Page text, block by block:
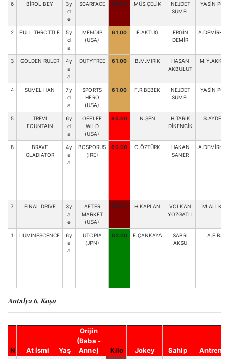
6 BİROL BEY
3y
d
e
SCARFACE 58.50 MÜS.ÇELİK
NEJDET
SUMEL
YASİN
2 FULL THROTTLE
5y
d
a
MENDIP
(USA)
61.00 E.AKTUĞ
ERGİN
DEMİR
3 GOLDEN RULER
4y
a
a
DUTYFREE 61.00 B.M.MIRIK
HASAN
AKBULUT
4 SUMEL HAN
7y
d
a
SPORTS
HERO
(USA)
61.00 F.R.BEBEK
NEJDET
SUMEL
YASİN
5
TREVI
FOUNTAIN
6y
d
a
OFFLEE
WILD
(USA)
60.00 N.ŞEN
H.TARIK
DİKENCİK
8
BRAVE
GLADIATOR
4y
a
a
BOSPORUS
(IRE)
60.00 O.ÖZTÜRK
HAKAN
SANER
7 FINAL DRIVE
3y
a
e
AFTER
MARKET
(USA)
58.50 H.KAPLAN
VOLKAN
YOZGATLI
M.ALİ
1 LUMINESCENCE
6y
a
a
UTOPIA
(JPN)
62.00 E.ÇANKAYA
SABRİ
AKSU
A.E.BAŞ
Antalya 6. Koşu
N At İsmi Yaş
Orijin
(Baba -
Anne)
Kilo Jokey Sahip Antrenör